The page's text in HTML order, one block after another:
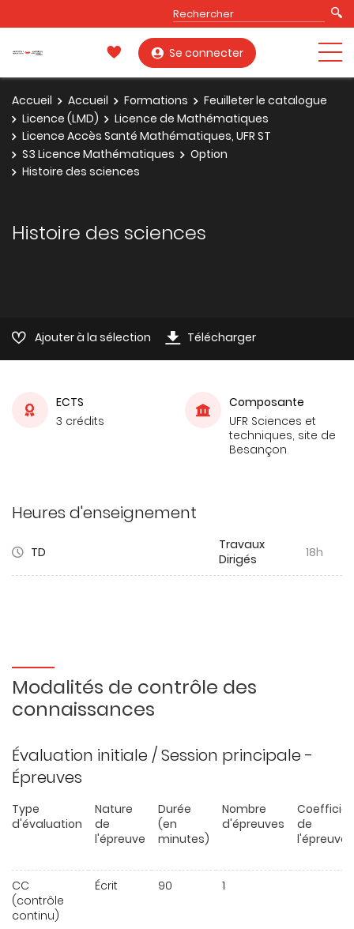
Se connecter
Accueil Accueil Formations
Feuilleter le catalogue
Licence (LMD)
Licence de Mathématiques
Licence Accès Santé Mathématiques, UFR ST
S3 Licence Mathématiques
Option
Histoire des sciences
Histoire des sciences
Ajouter à la sélection Télécharger
ECTS
3 crédits
Composante
UFR Sciences et
techniques, site de
Besançon
Heures d'enseignement
TD
Travaux
Dirigés
18h
Modalités de contrôle des
connaissances
Évaluation initiale / Session principale -
Épreuves
Type
d'évaluation
Nature
de
l'épreuve
Durée
(en
minutes)
Nombre
d'épreuves
de
l'épreuve
CC
(contrôle
continu)
Écrit 90 1